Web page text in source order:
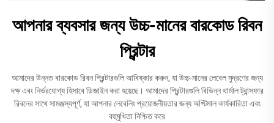
আপনার ব্যবসার জন্য উচ্চ-মানের বারকোড রিবন
প্রিন্টার
আমাদের উন্নত বারকোড রিবন প্রিন্টারগুলি আবিষ্কার করুন, যা উচ্চ-মানের লেবেল মুদ্রণের জন্য
দক্ষ এবং নির্ভরযোগ্য হিসাবে ডিজাইন করা হয়েছে। আমাদের প্রিন্টারগুলি বিভিন্ন থার্মাল ট্রান্সফার
রিবনের সাথে সামঞ্জস্যপূর্ণ, যা আপনার লেবেলিং প্রয়োজনীয়তার জন্য অপ্টিমাল কার্যকারিতা এবং
বহুমুখিতা নিশ্চিত করে